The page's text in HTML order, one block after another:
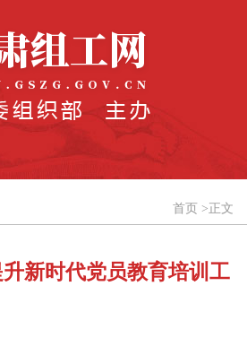
首页 > 正文
新时代党员教育培训工